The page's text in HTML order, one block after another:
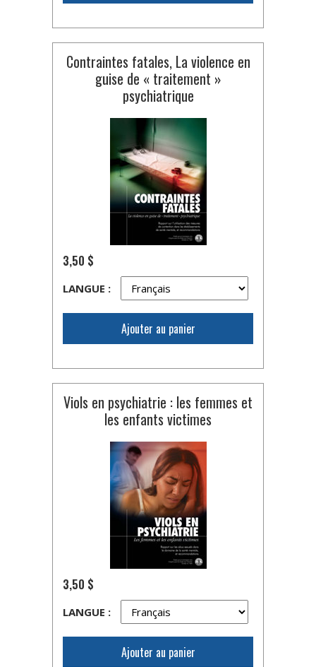
Contraintes fatales, La violence en
guise de « traitement »
psychiatrique
3,50 $
LANGUE :
Ajouter au panier
Viols en psychiatrie : les femmes et
les enfants victimes
3,50 $
LANGUE :
Ajouter au panier